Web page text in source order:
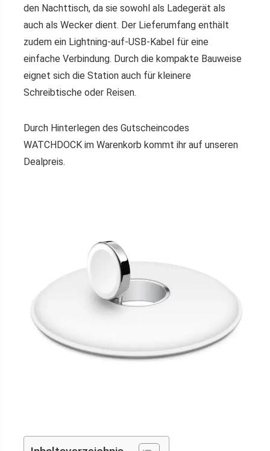
den Nachttisch, da sie sowohl als Ladegerät als
auch als Wecker dient. Der Lieferumfang enthält
zudem ein Lightning-auf-USB-Kabel für eine
einfache Verbindung. Durch die kompakte Bauweise
eignet sich die Station auch für kleinere
Schreibtische oder Reisen.
Durch Hinterlegen des Gutscheincodes
WATCHDOCK im Warenkorb kommt ihr auf unseren
Dealpreis.